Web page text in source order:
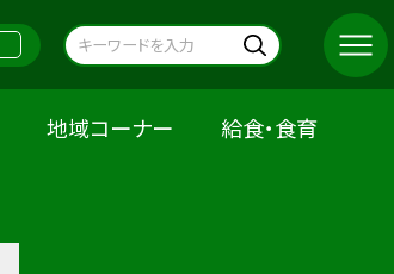
地域コーナー 給食・食育